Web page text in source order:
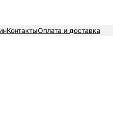
КонтактыОплата и доставка